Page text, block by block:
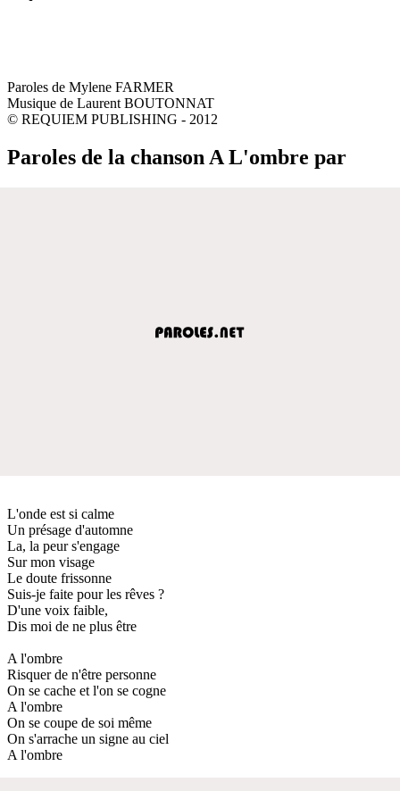
Paroles de Mylene FARMER
Musique de Laurent BOUTONNAT
© REQUIEM PUBLISHING - 2012
Paroles de la chanson A L'ombre par
L'onde est si calme
Un présage d'automne
La, la peur s'engage
Sur mon visage
Le doute frissonne
Suis-je faite pour les rêves ?
D'une voix faible,
Dis moi de ne plus être
A l'ombre
Risquer de n'être personne
On se cache et l'on se cogne
A l'ombre
On se coupe de soi même
On s'arrache un signe au ciel
A l'ombre